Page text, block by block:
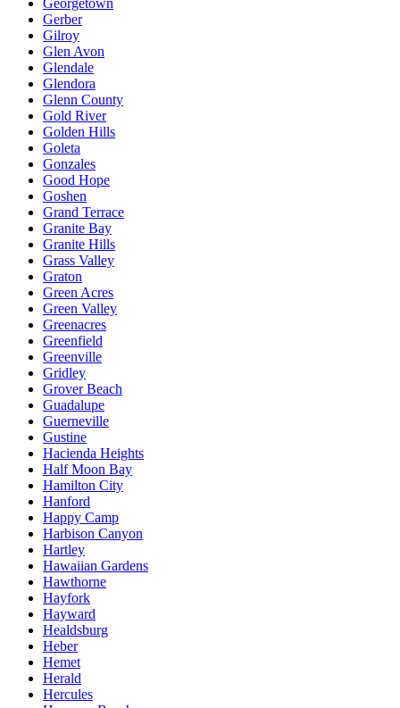
Gerber
Gilroy
Glen Avon
Glendale
Glendora
Glenn County
Gold River
Golden Hills
Goleta
Gonzales
Good Hope
Goshen
Grand Terrace
Granite Bay
Granite Hills
Grass Valley
Graton
Green Acres
Green Valley
Greenacres
Greenfield
Greenville
Gridley
Grover Beach
Guadalupe
Guerneville
Gustine
Hacienda Heights
Half Moon Bay
Hamilton City
Hanford
Happy Camp
Harbison Canyon
Hartley
Hawaiian Gardens
Hawthorne
Hayfork
Hayward
Healdsburg
Heber
Hemet
Herald
Hercules